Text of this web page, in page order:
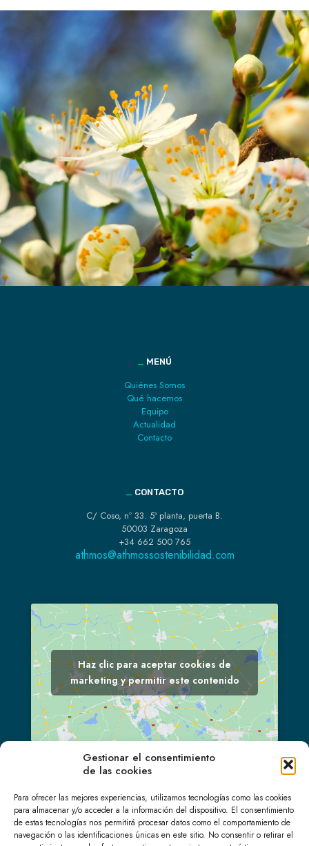
Gestionar el consentimiento
de las cookies
Para ofrecer las mejores experiencias, utilizamos tecnologías como las cookies
para almacenar y/o acceder a la información del dispositivo. El consentimiento
de estas tecnologías nos permitirá procesar datos como el comportamiento de
navegación o las identificaciones únicas en este sitio. No consentir o retirar el
_ MENÚ
Quiénes Somos
Qué hacemos
Equipo
Actualidad
Contacto
_ CONTACTO
C/ Coso, nº 33. 5ª planta, puerta B.
50003 Zaragoza
+34 662 500 765
athmos@athmossostenibilidad.com
Haz clic para aceptar cookies de
marketing y permitir este contenido
LinkedIn